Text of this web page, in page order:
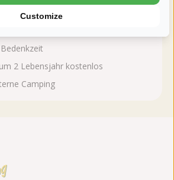
Sie mit Noestelerberg
2 Lebensjahr kostenlos
Camping
Customize